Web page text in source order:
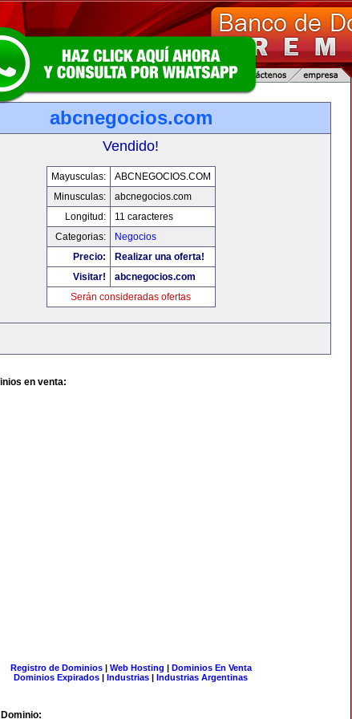
abcnegocios.com
Vendido!
Mayusculas:
ABCNEGOCIOS.COM
Minusculas:
abcnegocios.com
Longitud:
11 caracteres
Categorias:
Negocios
Precio:
Realizar una oferta!
Visitar!
abcnegocios.com
Serán consideradas ofertas
en venta:
Registro de Dominios| Web Hosting | Dominios En Venta
Dominios Expirados | Industrias | Industrias Argentinas